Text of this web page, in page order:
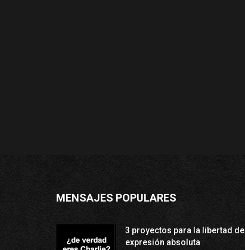
MENSAJES POPULARES
3 proyectos para la libertad de
expresión absoluta